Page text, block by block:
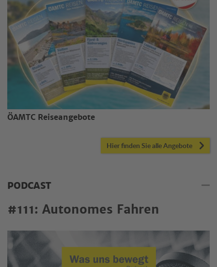
ÖAMTC Reiseangebote
Hier finden Sie alle Angebote
PODCAST
#111: Autonomes Fahren